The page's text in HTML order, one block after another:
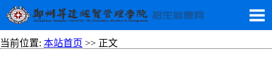
当前位置: 本站首页 >> 正文